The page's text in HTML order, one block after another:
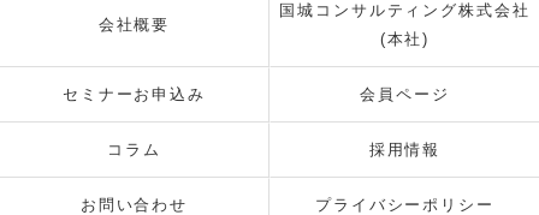
会社概要
国城コンサルティング株式会社
(本社)
セミナーお申込み 会員ページ
コラム 採用情報
お問い合わせ プライバシーポリシー